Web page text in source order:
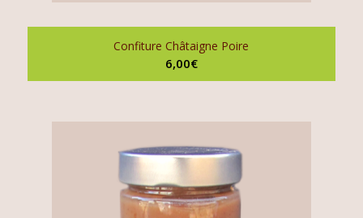
Confiture Châtaigne Poire
6,00€